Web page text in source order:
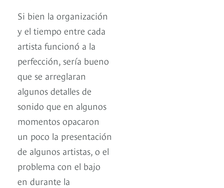
Si bien la organización
y el tiempo entre cada
artista funcionó a la
perfección, sería bueno
que se arreglaran
algunos detalles de
sonido que en algunos
momentos opacaron
un poco la presentación
de algunos artistas, o el
problema con el bajo
en durante la